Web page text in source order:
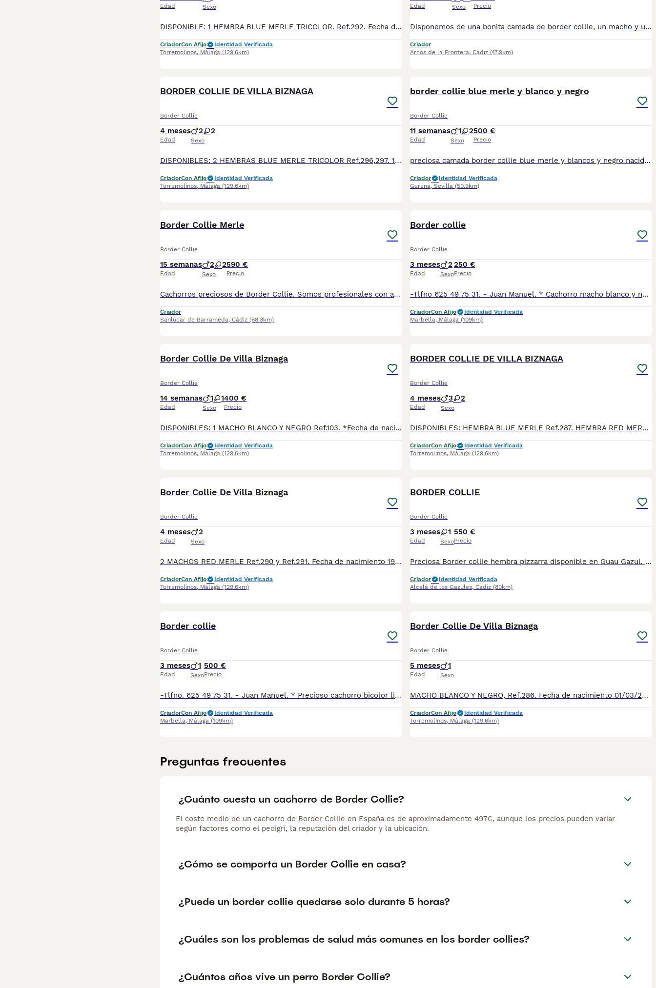
Edad Sexo
DISPONIBLE: 1 HEMBRA BLUE MERLE TRICOLOR. Ref.292. Fecha de nacimiento 30/03/2026. BORDER COLLIE DE VILLA BIZNAGA. Todos nuestros cachorros se entregan con su Cartilla Sanitaria, 3 vacunas, 3 desparasitaciones y la hoja para la inscripción en el LOE para solicitar el pedigree (opcional). Con 5 días de Garantía Vírica y 5 meses de Garantía Genética. Nuestra web: www.villabiznaga.com. Instagram: villabiznaga_bordercollie. Facebook: Villa Biznaga. Para solicitar más información, videos o fotos de algún cachorro o camada en concreto a través de wasap al 606 816 817.
CriadorCon Afijo
Identidad Verificada
Torremolinos, Málaga (129.6km)
Edad Sexo Precio
Disponemos de una bonita camada de border collie, un macho y una hembra disponibles. Colores blue merle y tricolor. Se entregan vacunados y desparacitados acorde a su edad . Enviamos a toda España . Podemos mandarte fotos y vídeos detallados de cada uno, para más información a través de WhatsApp, atendertemos a la mayor brevedad posible.
Criador
Arcos de la Frontera, Cádiz (47.9km)
BORDER COLLIE DE VILLA BIZNAGA
Border Collie
4 meses
Edad
2 2
Sexo
DISPONIBLES: 2 HEMBRAS BLUE MERLE TRICOLOR Ref.296,297. 1 MACHO BLUE MERLE Ref.298. 1 MACHO SABLE Ref.299. *Fecha de nacimiento 09/03/2026. Todos nuestros cachorros se entregan con su Cartilla Sanitaria, 3 vacunas, 3 desparasitaciones y la hoja para la inscripción en el LOE para solicitar el pedigree (opcional). Con 5 días de Garantía Vírica y 5 meses de Garantía Genética. Nuestra web: www.villabiznaga.com. Instagram: villabiznaga_bordercollie. Facebook: Villa Biznaga. Para solicitar más información, videos o fotos de algún cachorro o camada en concreto a través de wasap al 606 816 817.
CriadorCon Afijo
Identidad Verificada
Torremolinos, Málaga (129.6km)
border collie blue merle y blanco y negro
Border Collie
11 semanas
Edad
1 2
Sexo
500 €
Precio
preciosa camada border collie blue merle y blancos y negro nacidos 19/05/2026 desparacitados interna externamente revisión veterinaria vacunación al día cartilla de vacunación dóciles y nobles criados en ambiente familiar listos para entrega 1 hembra blue merle 400€ 1 hembra blue merle ojos celeste 500€
Criador
Identidad Verificada
Gerena, Sevilla (50.9km)
Border Collie Merle
Border Collie
15 semanas
Edad
2 2
Sexo
590 €
Precio
Cachorros preciosos de Border Collie. Somos profesionales con años de experiencia. Entregamos a nuestros cachorritos con revisión Veterinaria, Factura de compra, garantía vírica, formulario de reconocimiento de raza pura, junto con su cartilla de vacunación y desparasitacion al día de la entrega. Enviamos a toda España y Baleares mediante servicio propio de transporte. Posibilidad de pago contrareembolso. Para más información no dude en contactar con nosotros. TLF: 649297709. Solo atiendo wasap o tlf. Gracias
Criador
Sanlúcar de Barrameda, Cádiz (68.3km)
Border collie
Border Collie
3 meses
Edad
2
Sexo
250 €
Precio
-Tlfno 625 49 75 31. - Juan Manuel. * Cachorro macho blanco y negro disponible. * Se entrega vacunado y desparasitado con la cartilla veterinaria. * Hacemos revisión veterinaria completa con test de Parvo y coronavirus para garantizar que están sanos.
CriadorCon Afijo
Identidad Verificada
Marbella, Málaga (109km)
Border Collie De Villa Biznaga
Border Collie
14 semanas
Edad
1 1
Sexo
400 €
Precio
DISPONIBLES: 1 MACHO BLANCO Y NEGRO Ref.103. *Fecha de nacimiento 25/04/2026. Todos nuestros cachorros se entregan con su Cartilla Sanitaria, 3 vacunas, 3 desparasitaciones y la hoja para la inscripción en el LOE para solicitar el pedigree (opcional). Con 5 días de Garantía Vírica y 5 meses de Garantía Genética. Nuestra web: www.villabiznaga.com. Instagram: villabiznaga_bordercollie. Facebook: Villa Biznaga. Para solicitar más información, videos o fotos de algún cachorro o camada en concreto a través de wasap al 606 816 817.
CriadorCon Afijo
Identidad Verificada
Torremolinos, Málaga (129.6km)
BORDER COLLIE DE VILLA BIZNAGA
Border Collie
4 meses
Edad
3 2
Sexo
DISPONIBLES: HEMBRA BLUE MERLE Ref.287. HEMBRA RED MERLE Ref.288. MACHO BLUE MERLE Ref.289. MACHO RED MERLE Ref.290. MACHO RED MERLE Ref.291. Fecha de nacimiento 19/03/2026. Todos nuestros cachorros se entregan con su Cartilla Sanitaria, 3 vacunas, 3 desparasitaciones y la hoja para la inscripción en el LOE para solicitar el pedigree (opcional). Con 5 días de Garantía Vírica y 5 meses de Garantía Genética. Nuestra web: www.villabiznaga.com. Instagram: villabiznaga_bordercollie. Facebook: Villa Biznaga. Para solicitar más información, videos o fotos de algún cachorro o camada en concreto a través de wasap al 606 816 817.
CriadorCon Afijo
Identidad Verificada
Torremolinos, Málaga (129.6km)
Border Collie De Villa Biznaga
Border Collie
4 meses
Edad
2
Sexo
2 MACHOS RED MERLE Ref.290 y Ref.291. Fecha de nacimiento 19/03/2026. Todos nuestros cachorros se entregan con su Cartilla Sanitaria, 3 vacunas, 3 desparasitaciones y la hoja para la inscripción en el LOE para solicitar el pedigree (opcional). Con 5 días de Garantía Vírica y 5 meses de Garantía Genética. Nuestra web: www.villabiznaga.com. Instagram: villabiznaga_bordercollie. Facebook: Villa Biznaga. Para solicitar más información, videos o fotos de algún cachorro o camada en concreto a través de wasap al 606 816 817.
CriadorCon Afijo
Identidad Verificada
Torremolinos, Málaga (129.6km)
BORDER COLLIE
Border Collie
3 meses
Edad
1
Sexo
550 €
Precio
Preciosa Border collie hembra pizzarra disponible en Guau Gazul. Ubicada en Alcalá de los Gazules, Cádiz. También hacemos envíos. Para más información contacta con nosotros
Criador
Identidad Verificada
Alcalá de los Gazules, Cádiz (80km)
Border collie
Border Collie
3 meses
Edad
1
Sexo
500 €
Precio
-Tlfno. 625 49 75 31. - Juan Manuel. * Precioso cachorro bicolor listo para entregar. * Criamos a nuestros cachorros en un ambiente familiar, por lo que tienen sociabilización con niños y con otros. * Llevan vacunas al día según edad y también la desparasitación. * Se entregan con la cartilla veterinaria sellada por el veterinario. .
CriadorCon Afijo
Identidad Verificada
Marbella, Málaga (109km)
Border Collie De Villa Biznaga
Border Collie
5 meses
Edad
1
Sexo
MACHO BLANCO Y NEGRO, Ref.286. Fecha de nacimiento 01/03/2026. Todos nuestros cachorros se entregan con su Cartilla Sanitaria, 3 vacunas, 3 desparasitaciones y la hoja para la inscripción en el LOE para solicitar el pedigree (opcional). Con 5 días de Garantía Vírica y 5 meses de Garantía Genética. Nuestra web: www.villabiznaga.com. Instagram: villabiznaga_bordercollie. Facebook: Villa Biznaga. Para solicitar más información, videos o fotos de algún cachorro o camada en concreto a través de wasap al 606 816 817.
CriadorCon Afijo
Identidad Verificada
Torremolinos, Málaga (129.6km)
Preguntas frecuentes
¿Cuánto cuesta un cachorro de Border Collie?
El coste medio de un cachorro de Border Collie en España es de aproximadamente 497€, aunque los precios pueden variar
según factores como el pedigrí, la reputación del criador y la ubicación.
¿Cómo se comporta un Border Collie en casa?
¿Puede un border collie quedarse solo durante 5 horas?
¿Cuáles son los problemas de salud más comunes en los border collies?
¿Cuántos años vive un perro Border Collie?